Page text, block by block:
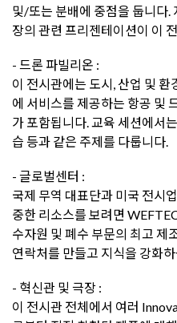
및/또는 분배에 중점을 둡니다.
장의 관련 프리젠테이션이 이
- 드론 파빌리온 :
이 전시관에는 도시, 산업 및
에 서비스를 제공하는 항공 및
가 포함됩니다. 교육 세션에서
습 등과 같은 주제를 다룹니다.
- 글로벌센터 :
국제 무역 대표단과 미국 전시
중한 리소스를 보려면
수자원 및 폐수 부문의 최고 ​​제
연락처를 만들고 지식을 강화하
- 혁신관 및 극장 :
이 전시관 전체에서 여러